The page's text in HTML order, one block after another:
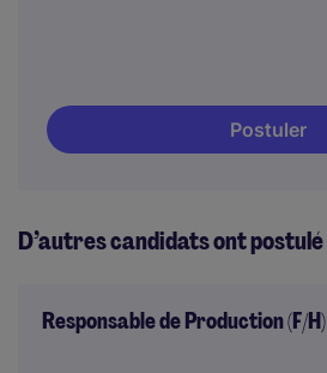
Postuler
D’autres candidats ont postulé
Responsable de Production (F/H)